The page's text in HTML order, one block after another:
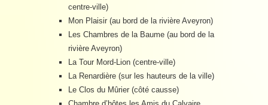
centre-ville)
Mon Plaisir (au bord de la rivière Aveyron)
Les Chambres de la Baume (au bord de la
rivière Aveyron)
La Tour Mord-Lion (centre-ville)
La Renardière (sur les hauteurs de la ville)
Le Clos du Mûrier (côté causse)